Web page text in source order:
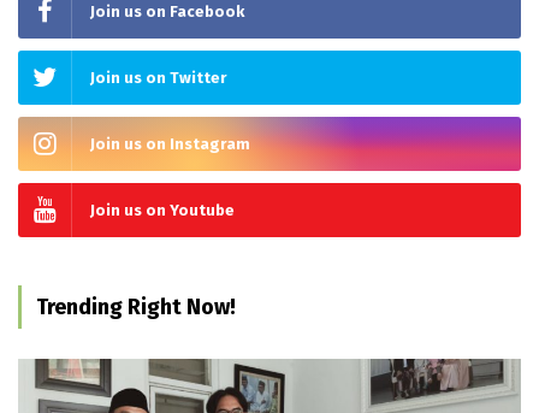
Join us on Facebook
Join us on Twitter
Join us on Instagram
Join us on Youtube
Trending Right Now!